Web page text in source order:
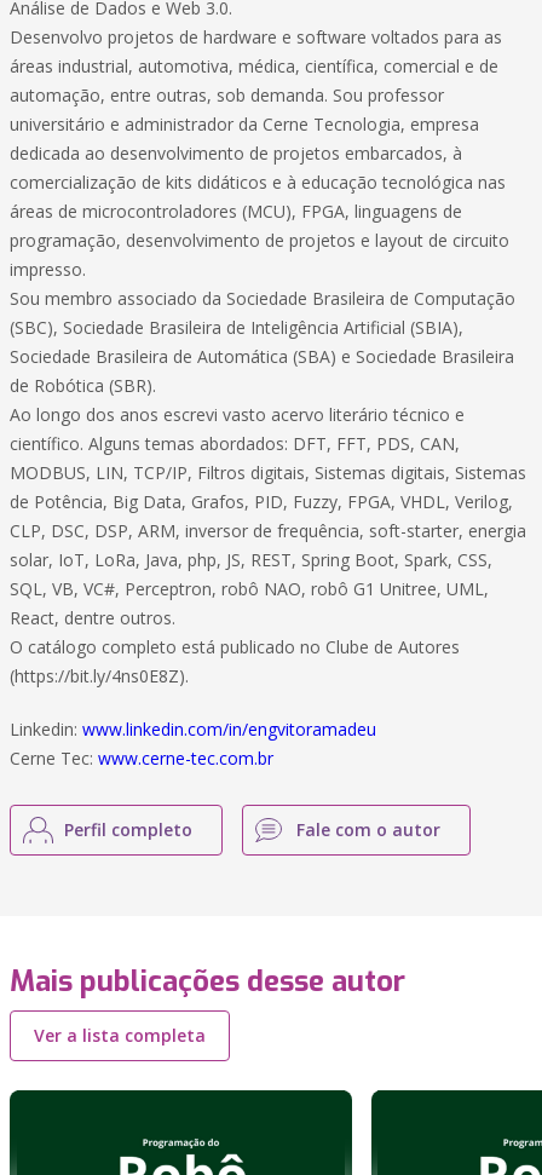
Análise de Dados e Web 3.0.
Desenvolvo projetos de hardware e software voltados para as
áreas industrial, automotiva, médica, científica, comercial e de
automação, entre outras, sob demanda. Sou professor
universitário e administrador da Cerne Tecnologia, empresa
dedicada ao desenvolvimento de projetos embarcados, à
comercialização de kits didáticos e à educação tecnológica nas
áreas de microcontroladores (MCU), FPGA, linguagens de
programação, desenvolvimento de projetos e layout de circuito
impresso.
Sou membro associado da Sociedade Brasileira de Computação
(SBC), Sociedade Brasileira de Inteligência Artificial (SBIA),
Sociedade Brasileira de Automática (SBA) e Sociedade Brasileira
de Robótica (SBR).
Ao longo dos anos escrevi vasto acervo literário técnico e
científico. Alguns temas abordados: DFT, FFT, PDS, CAN,
MODBUS, LIN, TCP/IP, Filtros digitais, Sistemas digitais, Sistemas
de Potência, Big Data, Grafos, PID, Fuzzy, FPGA, VHDL, Verilog,
CLP, DSC, DSP, ARM, inversor de frequência, soft-starter, energia
solar, IoT, LoRa, Java, php, JS, REST, Spring Boot, Spark, CSS,
SQL, VB, VC#, Perceptron, robô NAO, robô G1 Unitree, UML,
React, dentre outros.
O catálogo completo está publicado no Clube de Autores
(https://bit.ly/4ns0E8Z).
Linkedin: www.linkedin.com/in/engvitoramadeu
Cerne Tec: www.cerne-tec.com.br
Perfil completo Fale com o autor
Mais publicações desse autor
Ver a lista completa